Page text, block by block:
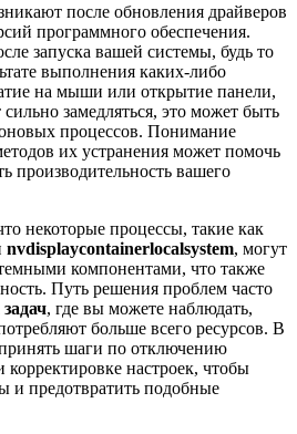
после обновления драйверов
программного обеспечения.
запуска вашей системы, будь то
выполнения каких-либо
на мыши или открытие панели,
замедляться, это может быть
процессов. Понимание
их устранения может помочь
производительность вашего
некоторые процессы, такие как
nvdisplaycontainerlocalsystem, могут
компонентами, что также
Путь решения проблем часто
, где вы можете наблюдать,
больше всего ресурсов. В
шаги по отключению
настроек, чтобы
и предотвратить подобные